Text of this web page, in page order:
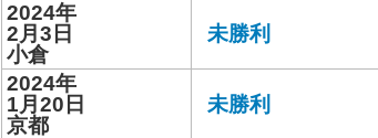
2024年
2月3日
小倉
未勝利
2024年
1月20日
京都
未勝利